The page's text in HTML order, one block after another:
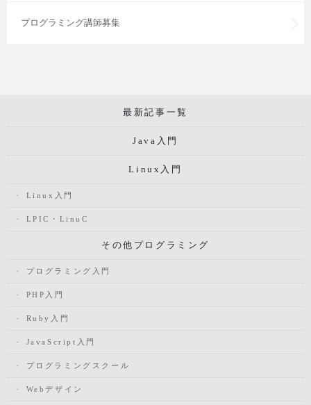
プログラミング講師募集
最新記事一覧
Java入門
Linux入門
Linux入門
LPIC・LinuC
その他プログラミング
プログラミング入門
PHP入門
Ruby入門
JavaScript入門
プログラミングスクール
Webデザイン